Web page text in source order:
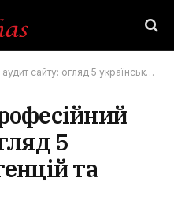
5 українських агенцій та їхніх підходів
5
та